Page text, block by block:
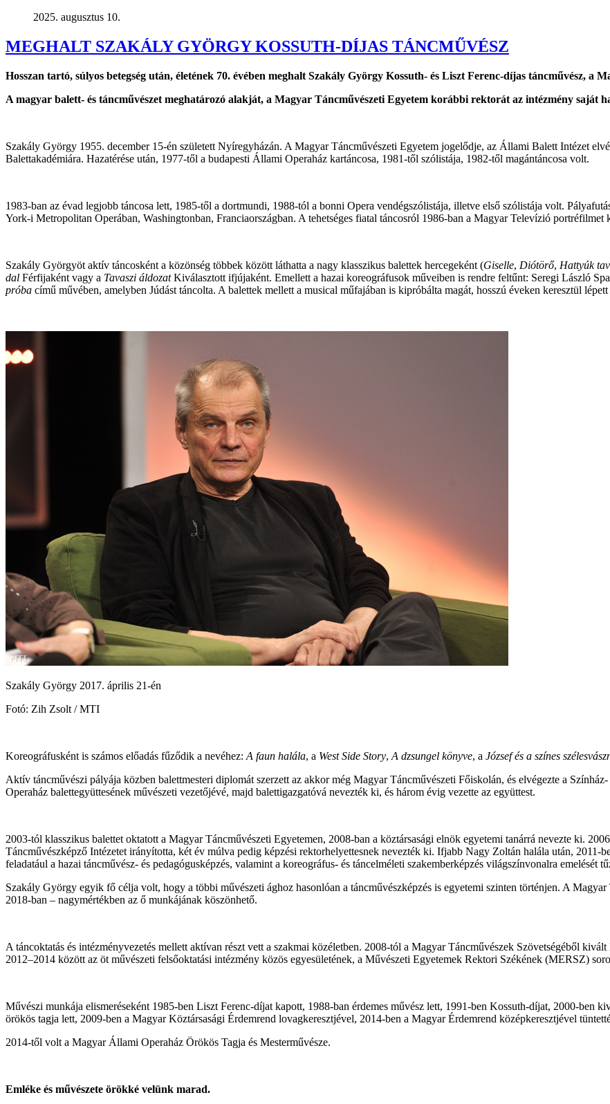
2025. augusztus 10.
MEGHALT SZAKÁLY GYÖRGY KOSSUTH-DÍJAS TÁNCMŰVÉSZ
Hosszan tartó, súlyos betegség után, életének 70. évében meghalt Szakály György Kossuth- és Liszt Ferenc-díjas táncművész, a
A magyar balett- és táncművészet meghatározó alakját, a Magyar Táncművészeti Egyetem korábbi rektorát az intézmény saját
Szakály György 1955. december 15-én született Nyíregyházán. A Magyar Táncművészeti Egyetem jogelődje, az Állami Balett Intézet
Balettakadémiára. Hazatérése után, 1977-től a budapesti Állami Operaház kartáncosa, 1981-től szólistája, 1982-től magántáncosa volt.
1983-ban az évad legjobb táncosa lett, 1985-től a dortmundi, 1988-tól a bonni Opera vendégszólistája, illetve első szólistája volt.
York-i Metropolitan Operában, Washingtonban, Franciaországban. A tehetséges fiatal táncosról 1986-ban a Magyar Televízió
Szakály Györgyöt aktív táncosként a közönség többek között láthatta a nagy klasszikus balettek hercegeként (Giselle, Diótörő, Hattyúk
dal Férfijaként vagy a Tavaszi áldozatKiválasztott ifjújaként. Emellett a hazai koreográfusok műveiben is rendre feltűnt: Seregi László
próba című művében, amelyben Júdást táncolta. A balettek mellett a musical műfajában is kipróbálta magát, hosszú éveken keresztül lépett
Szakály György 2017. április 21-én
Fotó: Zih Zsolt / MTI
Koreográfusként is számos előadás fűződik a nevéhez: A faun halála, a West Side Story, A dzsungel könyve, a József és a színes
Aktív táncművészi pályája közben balettmesteri diplomát szerzett az akkor még Magyar Táncművészeti Főiskolán, és elvégezte a
Operaház balettegyüttesének művészeti vezetőjévé, majd balettigazgatóvá nevezték ki, és három évig vezette az együttest.
2003-tól klasszikus balettet oktatott a Magyar Táncművészeti Egyetemen, 2008-ban a köztársasági elnök egyetemi tanárrá nevezte ki.
Táncművészképző Intézetet irányította, két év múlva pedig képzési rektorhelyettesnek nevezték ki. Ifjabb Nagy Zoltán halála után, 2011-
feladatául a hazai táncművész- és pedagógusképzés, valamint a koreográfus- és táncelméleti szakemberképzés világszínvonalra
Szakály György egyik fő célja volt, hogy a többi művészeti ághoz hasonlóan a táncművészképzés is egyetemi szinten történjen. A
2018-ban – nagymértékben az ő munkájának köszönhető.
A táncoktatás és intézményvezetés mellett aktívan részt vett a szakmai közéletben. 2008-tól a Magyar Táncművészek Szövetségéből
2012–2014 között az öt művészeti felsőoktatási intézmény közös egyesületének, a Művészeti Egyetemek Rektori Székének (MERSZ)
Művészi munkája elismeréseként 1985-ben Liszt Ferenc-díjat kapott, 1988-ban érdemes művész lett, 1991-ben Kossuth-díjat, 2000-ben
örökös tagja lett, 2009-ben a Magyar Köztársasági Érdemrend lovagkeresztjével, 2014-ben a Magyar Érdemrend középkeresztjével
2014-től volt a Magyar Állami Operaház Örökös Tagja és Mesterművésze.
Emléke és művészete örökké velünk marad.